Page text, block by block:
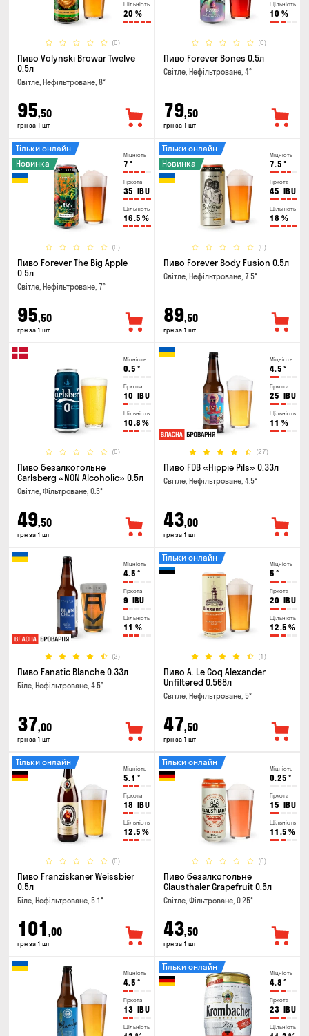
Щільність
20 %
(0)
Пиво Volynski Browar Twelve
0.5л
Світле, Нефільтроване, 8°
95,50
грн за 1 шт
Щільність
10 %
(0)
Пиво Forever Bones 0.5л
Світле, Нефільтроване, 4°
79,50
грн за 1 шт
Міцність
7 °
Гіркота
35 IBU
Щільність
16.5 %
(0)
Тільки онлайн
Новинка
Пиво Forever The Big Apple
0.5л
Світле, Нефільтроване, 7°
95,50
грн за 1 шт
Міцність
7.5 °
Гіркота
45 IBU
Щільність
18 %
(0)
Тільки онлайн
Новинка
Пиво Forever Body Fusion 0.5л
Світле, Нефільтроване, 7.5°
89,50
грн за 1 шт
Міцність
0.5 °
Гіркота
10 IBU
Щільність
10.8 %
(0)
Пиво безалкогольне
Carlsberg «NON Alcoholic» 0.5л
Світле, Фільтроване, 0.5°
49,50
грн за 1 шт
Міцність
4.5 °
Гіркота
25 IBU
Щільність
11 %
(27)
Пиво FDB «Hippie Pils» 0.33л
Світле, Нефільтроване, 4.5°
43,00
грн за 1 шт
Міцність
4.5 °
Гіркота
9 IBU
Щільність
11 %
(2)
Пиво Fanatic Blanche 0.33л
Біле, Нефільтроване, 4.5°
37,00
грн за 1 шт
Міцність
5 °
Гіркота
20 IBU
Щільність
12.5 %
(1)
Тільки онлайн
Пиво A. Le Coq Alexander
Unfiltered 0.568л
Світле, Нефільтроване, 5°
47,50
грн за 1 шт
Міцність
5.1 °
Гіркота
18 IBU
Щільність
12.5 %
(0)
Тільки онлайн
Пиво Franziskaner Weissbier
0.5л
Біле, Нефільтроване, 5.1°
101 ,00
грн за 1 шт
Міцність
0.25 °
Гіркота
15 IBU
Щільність
11.5 %
(0)
Тільки онлайн
Пиво безалкогольне
Clausthaler Grapefruit 0.5л
Світле, Фільтроване, 0.25°
43,50
грн за 1 шт
Міцність
4.5 °
Гіркота
13 IBU
Щільність
Міцність
4.8 °
Гіркота
23 IBU
Щільність
Тільки онлайн